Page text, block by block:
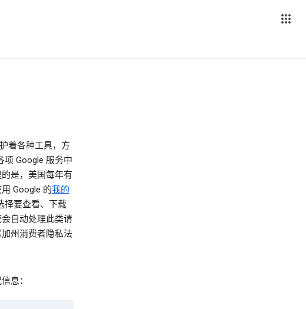
着各种工具，方
项 Google 服务中
是，美国每年有
Google 的我的
择要查看、下载
自动处理此类请
州消费者隐私法
息：